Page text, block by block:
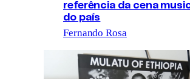
referência da cena
do país
Fernando Rosa